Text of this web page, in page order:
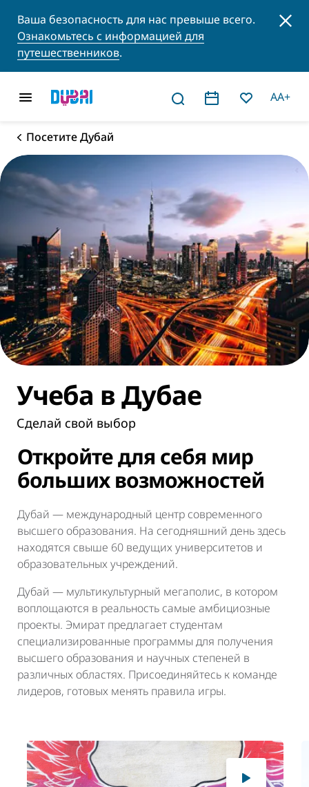
Ваша безопасность для нас превыше всего.
Ознакомьтесь с информацией для
путешественников.
AA+
Посетите Дубай
Учеба в Дубае
Сделай свой выбор
Откройте для себя мир
больших возможностей
Дубай — международный центр современного
высшего образования. На сегодняшний день здесь
находятся свыше 60 ведущих университетов и
образовательных учреждений.
Дубай — мультикультурный мегаполис, в котором
воплощаются в реальность самые амбициозные
проекты. Эмират предлагает студентам
специализированные программы для получения
высшего образования и научных степеней в
различных областях. Присоединяйтесь к команде
лидеров, готовых менять правила игры.